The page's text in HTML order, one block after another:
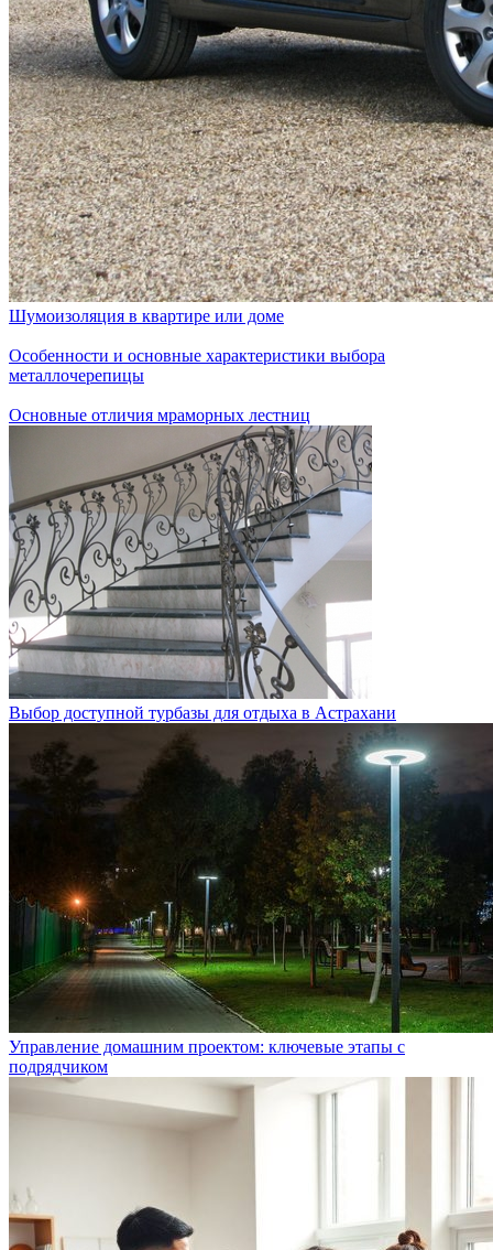
Шумоизоляция в квартире или доме
Особенности и основные характеристики выбора
металлочерепицы
Основные отличия мраморных лестниц
Выбор доступной турбазы для отдыха в Астрахани
Управление домашним проектом: ключевые этапы с
подрядчиком